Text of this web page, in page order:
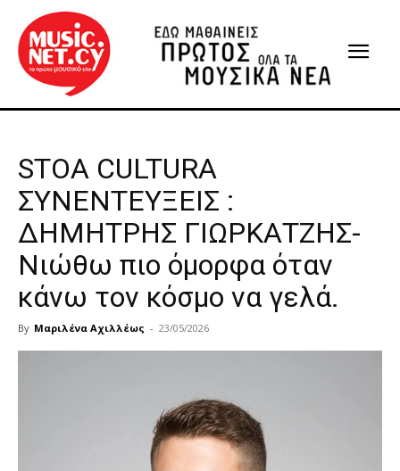
STOA CULTURA
ΣΥΝΕΝΤΕΥΞΕΙΣ :
ΔΗΜΗΤΡΗΣ ΓΙΩΡΚΑΤΖΗΣ-
Νιώθω πιο όμορφα όταν
κάνω τον κόσμο να γελά.
By Μαριλένα Αχιλλέως - 23/05/2026